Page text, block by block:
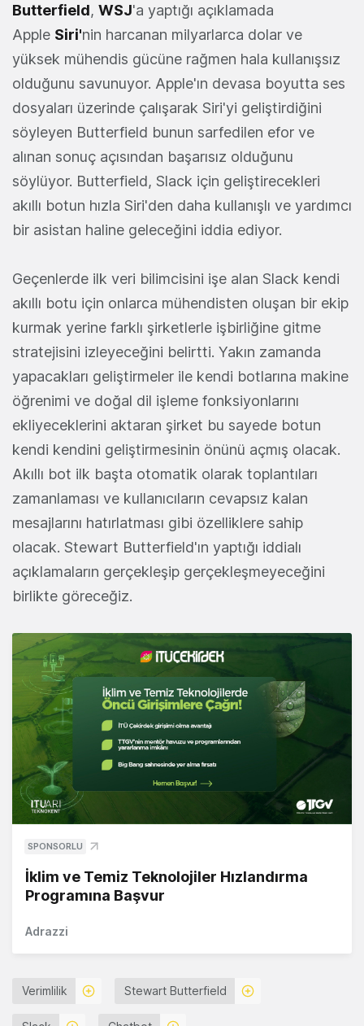
Butterfield, WSJ'a yaptığı açıklamada
Apple Siri'nin harcanan milyarlarca dolar ve
yüksek mühendis gücüne rağmen hala kullanışsız
olduğunu savunuyor. Apple'ın devasa boyutta ses
dosyaları üzerinde çalışarak Siri'yi geliştirdiğini
söyleyen Butterfield bunun sarfedilen efor ve
alınan sonuç açısından başarısız olduğunu
söylüyor. Butterfield, Slack için geliştirecekleri
akıllı botun hızla Siri'den daha kullanışlı ve yardımcı
bir asistan haline geleceğini iddia ediyor.
Geçenlerde ilk veri bilimcisini işe alan Slack kendi
akıllı botu için onlarca mühendisten oluşan bir ekip
kurmak yerine farklı şirketlerle işbirliğine gitme
stratejisini izleyeceğini belirtti. Yakın zamanda
yapacakları geliştirmeler ile kendi botlarına makine
öğrenimi ve doğal dil işleme fonksiyonlarını
ekliyeceklerini aktaran şirket bu sayede botun
kendi kendini geliştirmesinin önünü açmış olacak.
Akıllı bot ilk başta otomatik olarak toplantıları
zamanlaması ve kullanıcıların cevapsız kalan
mesajlarını hatırlatması gibi özelliklere sahip
olacak. Stewart Butterfield'ın yaptığı iddialı
açıklamaların gerçekleşip gerçekleşmeyeceğini
birlikte göreceğiz.
SPONSORLU
İklim ve Temiz Teknolojiler Hızlandırma
Programına Başvur
Adrazzi
Verimlilik Stewart Butterfield